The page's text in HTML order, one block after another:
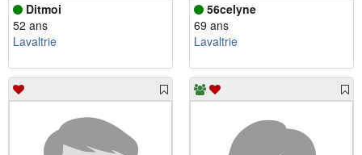
Ditmoi
52 ans
Lavaltrie
56celyne
69 ans
Lavaltrie